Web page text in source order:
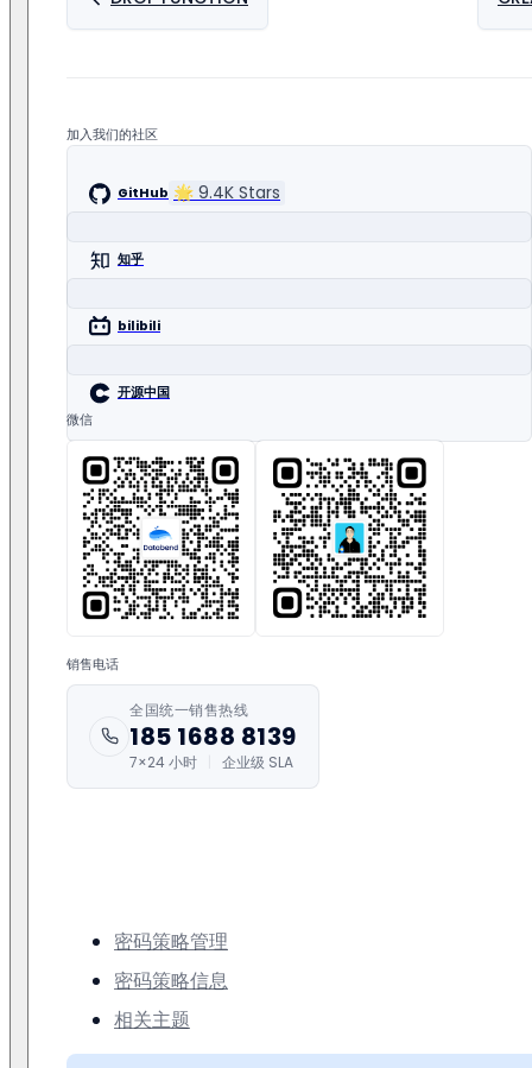
用户 7**99@qq.com 指出问题【没看到 range + 时间方
用户 ue**ke@163.com 指出问题【注释与命令不符，拼
加入我们的社区
GitHub 🌟 9.4K Stars
知乎
bilibili
开源中国
微信
销售电话
全国统一销售热线
185 1688 8139
7×24 小时 企业级 SLA
密码策略管理
密码策略信息
相关主题